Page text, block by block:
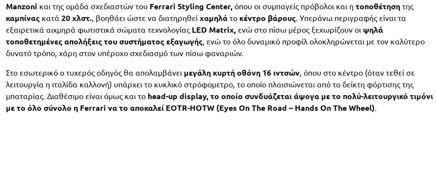
Manzoni και της ομάδα σχεδιαστών του Ferrari Styling Center, όπου οι συμπαγείς πρόβολοι και η τοποθέτηση της
καμπίνας κατά 20 χλστ., βοηθάει ώστε να διατηρηθεί χαμηλά το κέντρο βάρους. Υπεράνω περιγραφής είναι τα
εξαιρετικά αιχμηρά φωτιστικά σώματα τεχνολογίας LED Matrix, ενώ στο πίσω μέρος ξεχωρίζουν οι ψηλά
τοποθετημένες απολήξεις του συστήματος εξαγωγής, ενώ το όλο δυναμικό προφίλ ολοκληρώνεται με τον καλύτερο
δυνατό τρόπο, χάρη στον υπέροχο σχεδιασμό των πίσω φαναριών.
Στο εσωτερικό ο τυχερός οδηγός θα απολαμβάνει μεγάλη κυρτή οθόνη 16 ιντσών, όπου στο κέντρο (όταν τεθεί σε
λειτουργία η ιταλίδα καλλονή) υπάρχει το κυκλικό στρόφομετρο, το οποίο πλαισιώνεται από το δείκτη φόρτισης της
μπαταρίας. Διαθέσιμο είναι όμως και το head-up display, το οποίο συνδυάζεται άψογα με το πολύ-λειτουργικό τιμόνι
με το όλο σύνολο η Ferrari να το αποκαλεί EOTR-HOTW (Eyes On The Road – Hands On The Wheel).